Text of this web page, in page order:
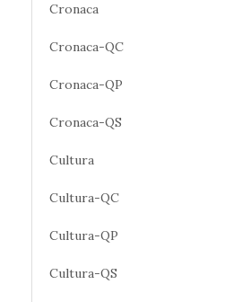
Cronaca
Cronaca-QC
Cronaca-QP
Cronaca-QS
Cultura
Cultura-QC
Cultura-QP
Cultura-QS